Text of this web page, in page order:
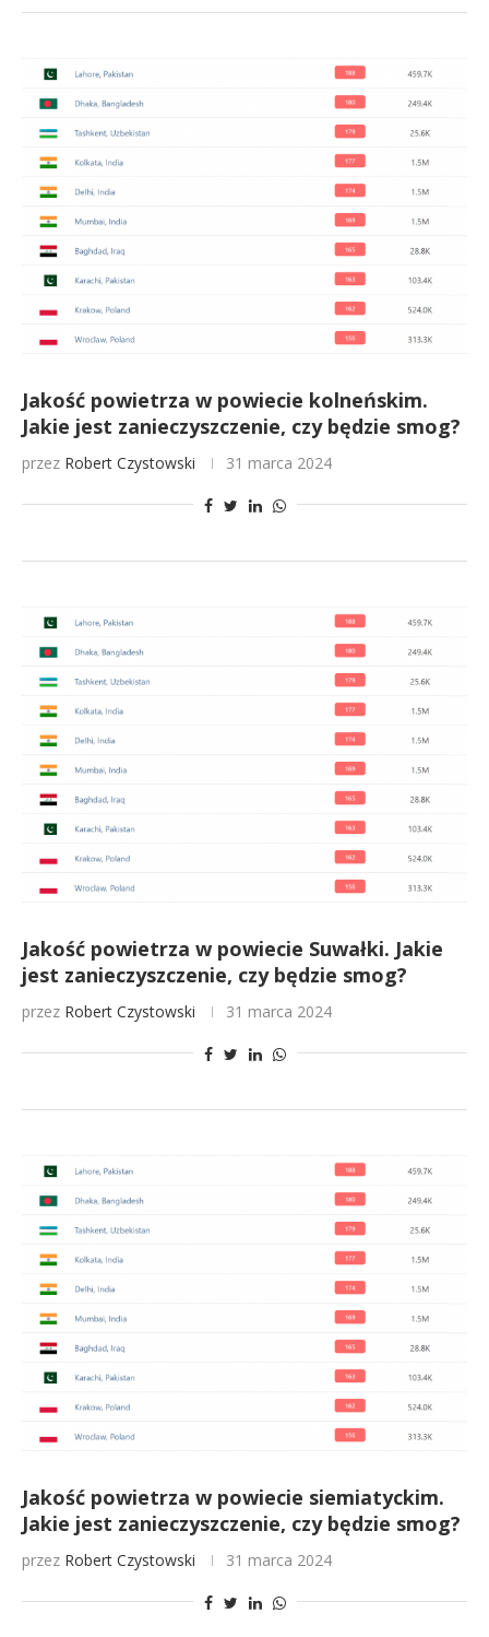
Jakość powietrza w powiecie kolneńskim.
Jakie jest zanieczyszczenie, czy będzie smog?
przez Robert Czystowski 31 marca 2024
Jakość powietrza w powiecie Suwałki. Jakie
jest zanieczyszczenie, czy będzie smog?
przez Robert Czystowski 31 marca 2024
Jakość powietrza w powiecie siemiatyckim.
Jakie jest zanieczyszczenie, czy będzie smog?
przez Robert Czystowski 31 marca 2024